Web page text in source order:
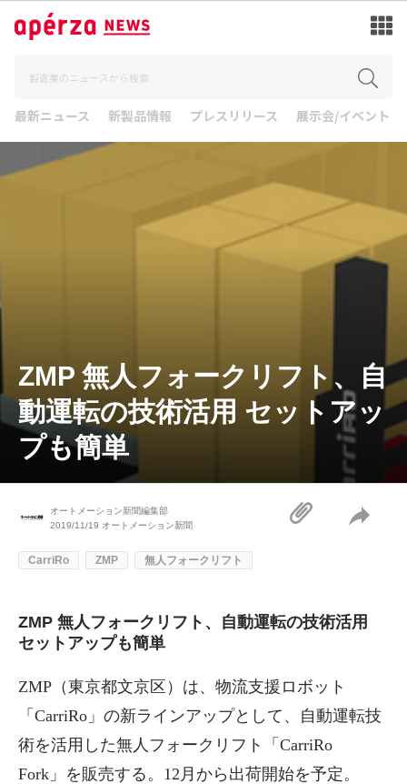
最新ニュース 新製品情報 プレスリリース 展示会/イベント
ZMP 無人フォークリフト、自
動運転の技術活用 セットアッ
プも簡単
オートメーション新聞編集部
2019/11/19 オートメーション新聞
CarriRo ZMP 無人フォークリフト
ZMP 無人フォークリフト、自動運転の技術活用
セットアップも簡単
ZMP（東京都文京区）は、物流支援ロボット
「CarriRo」の新ラインアップとして、自動運転技
術を活用した無人フォークリフト「CarriRo
Fork」を販売する。12月から出荷開始を予定。